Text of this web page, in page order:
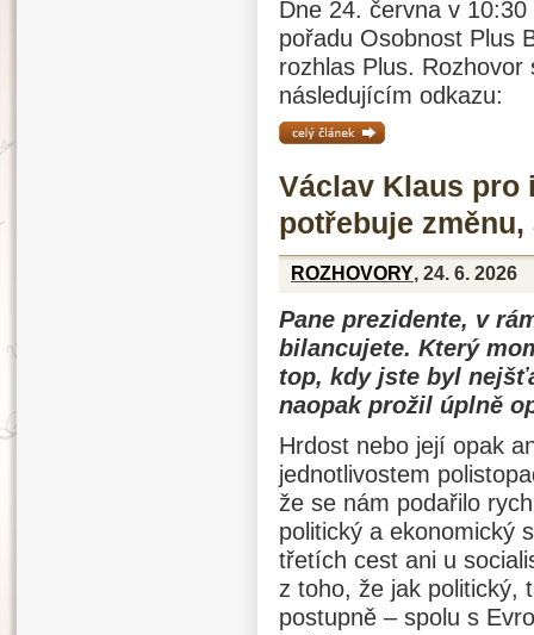
Dne 24. června v
pořadu Osobnost Plus
rozhlas Plus.
následujícím odkazu:
celý článek »
Václav Klaus pro
potřebuje
ROZHOVORY, 24. 6. 2026
Pane prezidente, v
bilancujete. Který
top, kdy jste byl
naopak prožil úplně
Hrdost nebo její opak
jednotlivostem
že se nám podařilo
politický a ekonomický
třetích cest ani u
z toho, že jak politický,
postupně – spolu s